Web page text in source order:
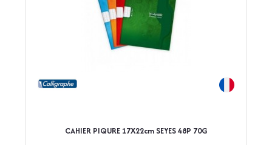
CAHIER PIQURE 17X22cm SEYES 48P 70G